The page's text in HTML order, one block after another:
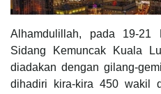
Alhamdulillah, pada 19-21
Sidang Kemuncak Kuala
diadakan dengan gilang-
dihadiri kira-kira 450 wakil